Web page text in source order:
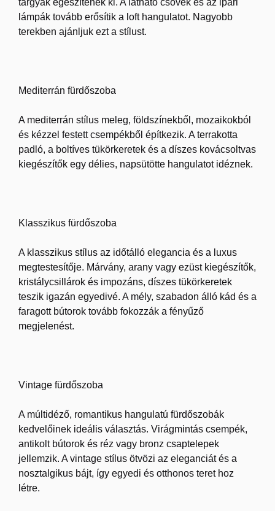
tárgyak egészítenek ki. A látható csövek és az ipari
lámpák tovább erősítik a loft hangulatot. Nagyobb
terekben ajánljuk ezt a stílust.
Mediterrán fürdőszoba
A mediterrán stílus meleg, földszínekből, mozaikokból
és kézzel festett csempékből építkezik. A terrakotta
padló, a boltíves tükörkeretek és a díszes kovácsoltvas
kiegészítők egy délies, napsütötte hangulatot idéznek.
Klasszikus fürdőszoba
A klasszikus stílus az időtálló elegancia és a luxus
megtestesítője. Márvány, arany vagy ezüst kiegészítők,
kristálycsillárok és impozáns, díszes tükörkeretek
teszik igazán egyedivé. A mély, szabadon álló kád és a
faragott bútorok tovább fokozzák a fényűző
megjelenést.
Vintage fürdőszoba
A múltidéző, romantikus hangulatú fürdőszobák
kedvelőinek ideális választás. Virágmintás csempék,
antikolt bútorok és réz vagy bronz csaptelepek
jellemzik. A vintage stílus ötvözi az eleganciát és a
nosztalgikus bájt, így egyedi és otthonos teret hoz
létre.